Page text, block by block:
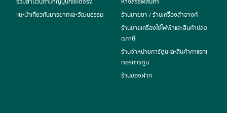
แนะนำเกี่ยวกับมารยาทและวัฒนธรรม
ร้านขายยา / ร้านเครื่องสำอางค์
ร้านขายเครื่องใช้ไฟฟ้าและสินค้าปลอ
ดภาษี
ร้านจำหน่ายการ์ตูนและสินค้าคาแรกเ
ตอร์การ์ตูน
ร้านของฝาก